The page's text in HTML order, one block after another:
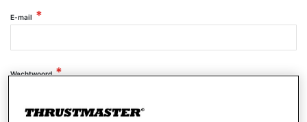
E-mail
Wachtwoord